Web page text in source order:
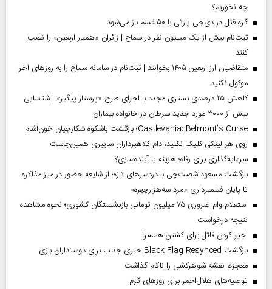
چه نخوریم؟
گره قتل در دی‌جی پارتی با ۵۰ قسم باز می‌شود
ثبت‌نام بیش از یک میلیون نفر در سماح | زائران «همیار اربعین» را نصب
کنند
متقاضیان ارز اربعین ۱۴۰۵ بخوانند | ثبت‌نام در سامانه سماح را به روز‌های آخر
موکول نکنید
کاهش ۲۵ درصدی بستری مجدد با اجرای طرح «پرستار پیگیر» | شناسایی
بیش از ۳۰۰۰ مورد جدید سرطان در خانواده بیماران
Castlevania: Belmont’s Curse؛ بازگشت باشکوه شکارچیان خون‌آشام
روی هر لینکی کلیک نکنید، دام کلاهبرداران سایبری همین‌جاست
سرمایه‌گذاری برای رفاه؛ هزینه یا آینده‌سازی؟
بازگشت مسعود شصت‌چی با دردسر‌های تازه؛ از شایعه حضور در میز مذاکره
تا پایان فیلمبرداری «مرد سه‌هزارچهره»
استعلام وام ضروری ۷۵ میلیون تومانی بازنشستگان کشوری؛ نحوه مشاهده
نتیجه درخواست
اجیر کردن قاتل برای کشتن همسر!
بازگشت Black Flag Resynced خبری جذاب برای دوستداران بازی
معجزه، نقشه شوهرکشی را ناکام گذاشت
توصیه‌های هلال‌احمر برای روز‌های گرم